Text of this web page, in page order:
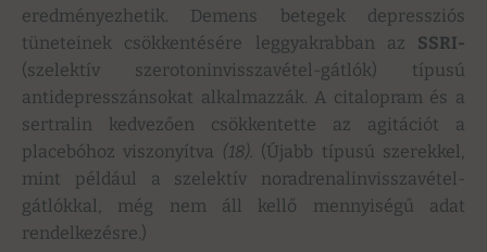
eredményezhetik. Demens betegek depressziós
tüneteinek csökkentésére leggyakrabban az SSRI-
(szelektív szerotoninvisszavétel-gátlók) típusú
antidepresszánsokat alkalmazzák. A citalopram és a
sertralin kedvezően csökkentette az agitációt a
placebóhoz viszonyítva (18)
(Újabb típusú szerekkel,
mint például a szelektív noradrenalinvisszavétel-
gátlókkal, még nem áll kellő mennyiségű adat
rendelkezésre.)